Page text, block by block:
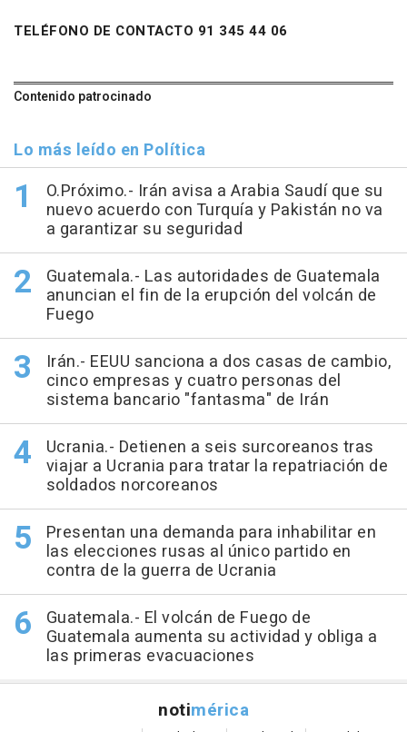
TELÉFONO DE CONTACTO 91 345 44 06
Contenido patrocinado
Lo más leído en Política
O.Próximo.- Irán avisa a Arabia Saudí que su
nuevo acuerdo con Turquía y Pakistán no va
a garantizar su seguridad
Guatemala.- Las autoridades de Guatemala
anuncian el fin de la erupción del volcán de
Fuego
Irán.- EEUU sanciona a dos casas de cambio,
cinco empresas y cuatro personas del
sistema bancario "fantasma" de Irán
Ucrania.- Detienen a seis surcoreanos tras
viajar a Ucrania para tratar la repatriación de
soldados norcoreanos
Presentan una demanda para inhabilitar en
las elecciones rusas al único partido en
contra de la guerra de Ucrania
Guatemala.- El volcán de Fuego de
Guatemala aumenta su actividad y obliga a
las primeras evacuaciones
notimérica